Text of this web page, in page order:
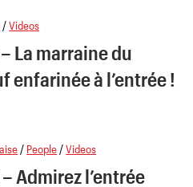
/Videos
La marraine du
enfarinée à l’entrée !
/ People /Videos
Admirez l’entrée